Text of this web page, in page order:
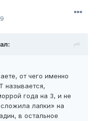
от чего именно
называется,
года на 3, и не
лапки» на
в остальное